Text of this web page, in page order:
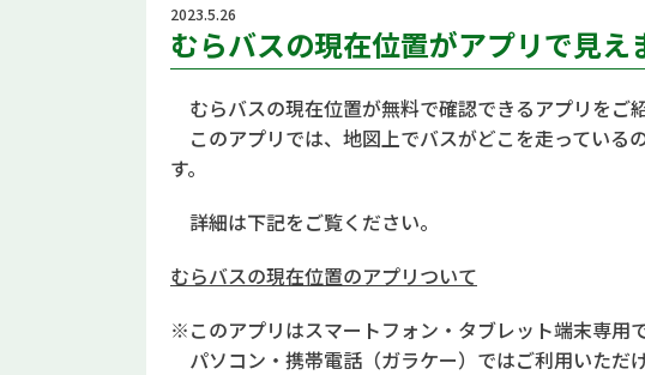
2023.5.26
むらバスの現在位置がアプリで見え
むらバスの現在位置が無料で確認できるアプリをご紹
このアプリでは、地図上でバスがどこを走っている
す。
詳細は下記をご覧ください。
むらバスの現在位置のアプリついて
※このアプリはスマートフォン・タブレット端末専用で
パソコン・携帯電話（ガラケー）ではご利用いただ